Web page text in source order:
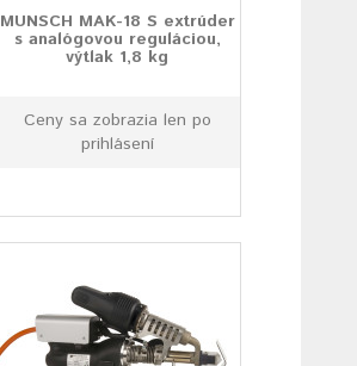
MUNSCH MAK-18 S extrúder
s analógovou reguláciou,
výtlak 1,8 kg
Ceny sa zobrazia len po
prihlásení